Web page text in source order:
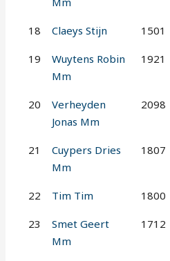
18 Claeys Stijn 1501
19
Wuytens Robin
Mm
1921
20
Verheyden
Jonas Mm
2098
21
Cuypers Dries
Mm
1807
22 Tim Tim 1800
23
Smet Geert
Mm
1712